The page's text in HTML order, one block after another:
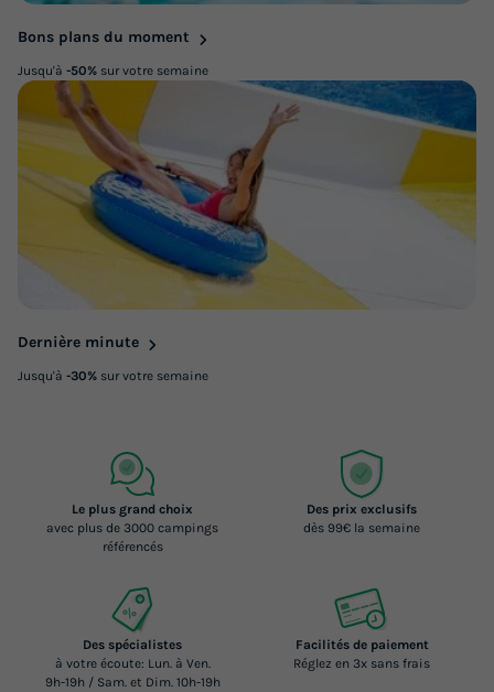
Bons plans du moment
Jusqu'à -50% sur votre semaine
Dernière minute
Jusqu'à -30% sur votre semaine
Le plus grand choix
avec plus de 3000 campings
référencés
Des prix exclusifs
dès 99€ la semaine
Des spécialistes
à votre écoute: Lun. à Ven.
9h-19h / Sam. et Dim. 10h-19h
Facilités de paiement
Réglez en 3x sans frais